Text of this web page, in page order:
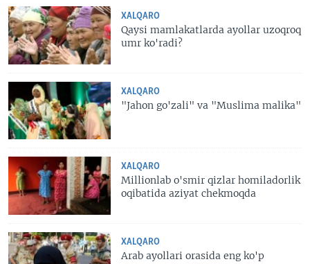
XALQARO
Qaysi mamlakatlarda ayollar uzoqroq
umr ko'radi?
XALQARO
"Jahon go'zali" va "Muslima malika"
XALQARO
Millionlab o'smir qizlar homiladorlik
oqibatida aziyat chekmoqda
XALQARO
Arab ayollari orasida eng ko'p